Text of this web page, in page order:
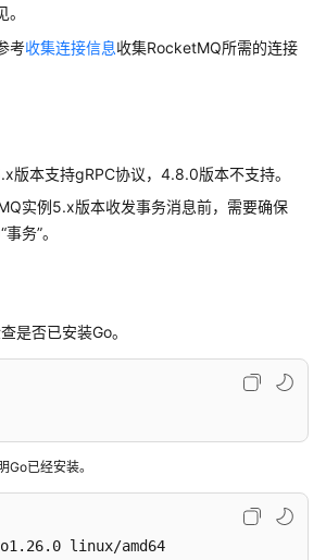
考收集连接信息收集RocketMQ所需的连接
版本支持gRPC协议，4.8.0版本不支持。
实例5.x版本收发事务消息前，需要确保
务”。
是否已安装Go。
Go已经安装。
linux/amd64